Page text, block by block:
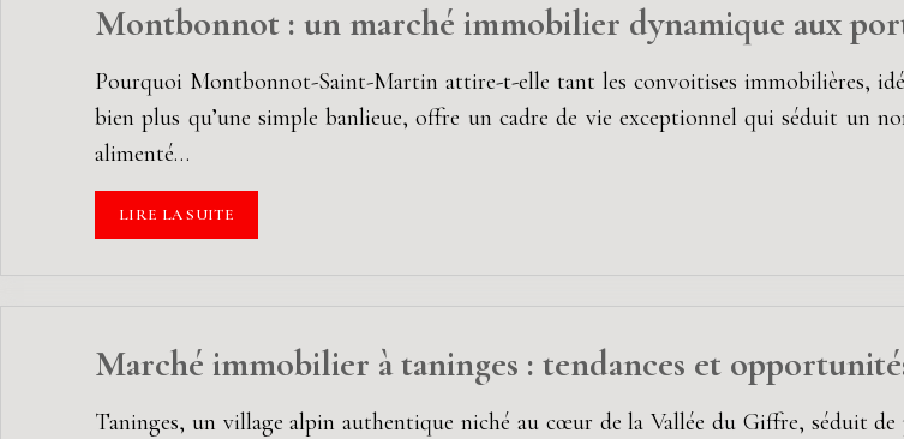
Montbonnot : un marché immobilier dynamique aux
Pourquoi Montbonnot-Saint-Martin attire-t-elle tant les convoitises immobilières,
bien plus qu’une simple banlieue, offre un cadre de vie exceptionnel qui séduit un
alimenté…
LIRE LA SUITE
Marché immobilier à taninges : tendances et
Taninges, un village alpin authentique niché au cœur de la Vallée du Giffre, séduit